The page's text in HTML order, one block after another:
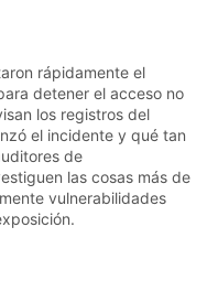
rápidamente el
detener el acceso no
los registros del
el incidente y qué tan
de
las cosas más de
vulnerabilidades